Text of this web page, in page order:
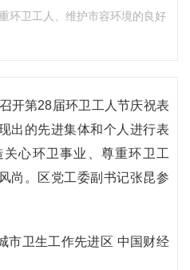
环卫工人、维护市容环境的良好
开第28届环卫工人节庆祝表
出的先进集体和个人进行表
心环卫事业、尊重环卫工
尚。区党工委副书记张昆参